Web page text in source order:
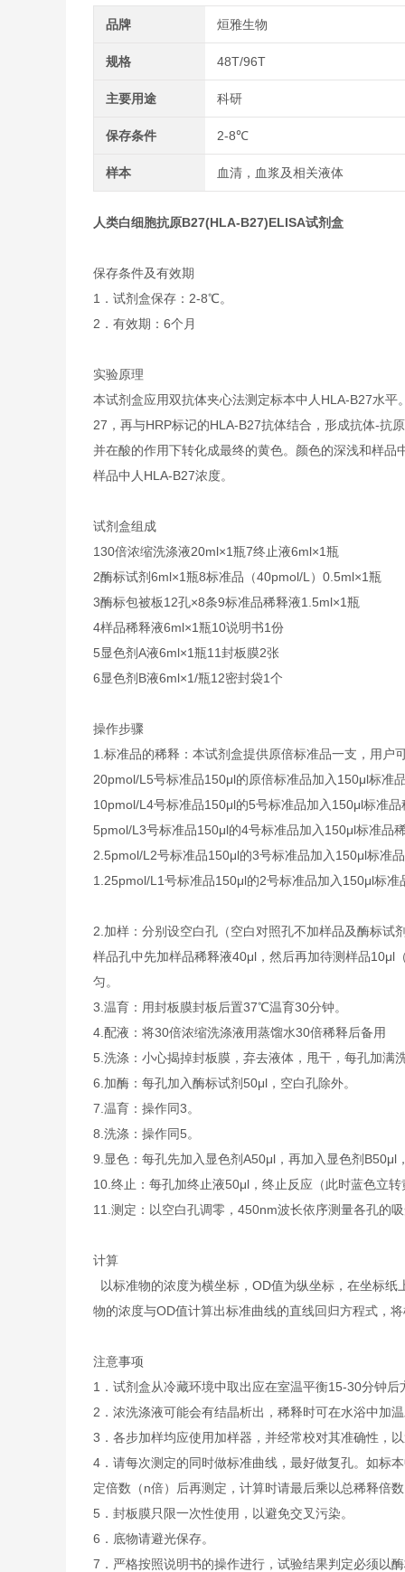
品牌 烜雅生物
规格 48T/96T
主要用途 科研
保存条件 2-8℃
样本 血清，血浆及相关液体
人类白细胞抗原B27(HLA-B27)ELISA试剂盒
保存条件及有效期
1．试剂盒保存：2-8℃。
2．有效期：6个月
实验原理
本试剂盒应用双抗体夹心法测定标本中人HLA-B27水
27，再与HRP标记的HLA-B27抗体结合，形成抗体-抗
并在酸的作用下转化成最终的黄色。颜色的深浅和样
样品中人HLA-B27浓度。
试剂盒组成
130倍浓缩洗涤液20ml×1瓶7终止液6ml×1瓶
2酶标试剂6ml×1瓶8标准品（40pmol/L） 0.5ml×1瓶
3酶标包被板12孔×8条9标准品稀释液1.5ml×1瓶
4样品稀释液6ml×1瓶10说明书1份
5显色剂A液6ml×1瓶11封板膜2张
6显色剂B液6ml×1/瓶12密封袋1个
操作步骤
1. 标准品的稀释：本试剂盒提供原倍标准品一支，用户
20pmol/L 5号标准品150μl的原倍标准品加入150μl标准
10pmol/L 4号标准品150μl的5号标准品加入150μl标准品
5pmol/L 3号标准品150μl的4号标准品加入150μl标准品
2.5pmol/L 2号标准品150μl的3号标准品加入150μl标准
1.25pmol/L 1号标准品150μl的2号标准品加入150μl标准
2. 加样：分别设空白孔（空白对照孔不加样品及酶标试
样品孔中先加样品稀释液40μl，然后再加待测样品10μl
匀。
3. 温育：用封板膜封板后置37℃温育30分钟。
4. 配液：将30倍浓缩洗涤液用蒸馏水30倍稀释后备用
5. 洗涤：小心揭掉封板膜，弃去液体，甩干，每孔加满
6. 加酶：每孔加入酶标试剂50μl，空白孔除外。
7. 温育：操作同3。
8. 洗涤：操作同5。
9. 显色：每孔先加入显色剂A50μl，再加入显色剂
10. 终止：每孔加终止液50μl，终止反应（此时蓝色立转
11. 测定：以空白孔调零，450nm波长依序测量各孔的
计算
以标准物的浓度为横坐标，OD值为纵坐标，在坐标
物的浓度与OD值计算出标准曲线的直线回归方程式，
注意事项
1．试剂盒从冷藏环境中取出应在室温平衡15-30分钟
2．浓洗涤液可能会有结晶析出，稀释时可在水浴中加
3．各步加样均应使用加样器，并经常校对其准确性，
4．请每次测定的同时做标准曲线，最好做复孔。如标
定倍数（n倍）后再测定，计算时请最后乘以总稀释倍
5．封板膜只限一次性使用，以避免交叉污染。
6．底物请避光保存。
7．严格按照说明书的操作进行，试验结果判定必须以